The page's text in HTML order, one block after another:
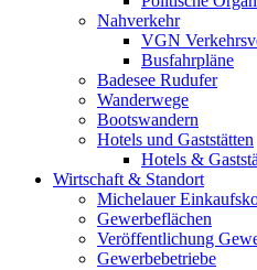
Nahverkehr
VGN
Busfahrpläne
Badesee Rudufer
Wanderwege
Bootswandern
Hotels und Gaststätten
Hotels &
Wirtschaft & Standort
Michelauer
Gewerbeflächen
Veröffentlichung
Gewerbebetriebe